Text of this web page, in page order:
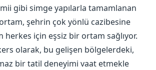
gibi simge yapılarla tamamlanan
şehrin çok yönlü cazibesine
herkes için eşsiz bir ortam sağlıyor.
olarak, bu gelişen bölgelerdeki,
bir tatil deneyimi vaat etmekle